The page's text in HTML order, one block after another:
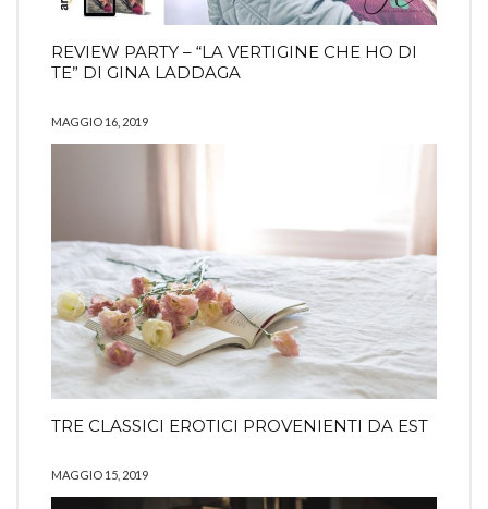
REVIEW PARTY – “LA VERTIGINE CHE HO DI
TE” DI GINA LADDAGA
MAGGIO 16, 2019
TRE CLASSICI EROTICI PROVENIENTI DA EST
MAGGIO 15, 2019